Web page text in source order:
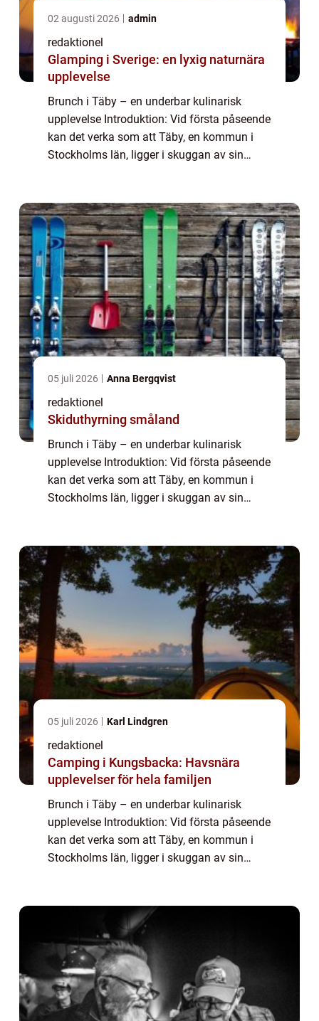
02 augusti 2026 admin
redaktionel
Glamping i Sverige: en lyxig naturnära
upplevelse
Brunch i Täby – en underbar kulinarisk
upplevelse Introduktion: Vid första påseende
kan det verka som att Täby, en kommun i
Stockholms län, ligger i skuggan av sin
05 juli 2026 Anna Bergqvist
redaktionel
Skiduthyrning småland
Brunch i Täby – en underbar kulinarisk
upplevelse Introduktion: Vid första påseende
kan det verka som att Täby, en kommun i
Stockholms län, ligger i skuggan av sin
05 juli 2026 Karl Lindgren
redaktionel
Camping i Kungsbacka: Havsnära
upplevelser för hela familjen
Brunch i Täby – en underbar kulinarisk
upplevelse Introduktion: Vid första påseende
kan det verka som att Täby, en kommun i
Stockholms län, ligger i skuggan av sin